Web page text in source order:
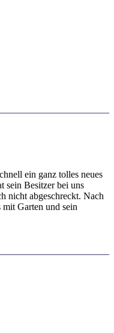
ein ganz tolles neues
sein Besitzer bei uns
nicht abgeschreckt. Nach
Garten und sein